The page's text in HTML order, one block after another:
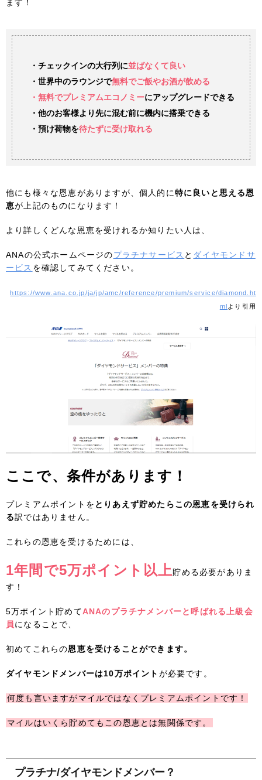
ます！
・チェックインの大行列に並ばなくて良い
・世界中のラウンジで無料でご飯やお酒が飲める
・無料でプレミアムエコノミーにアップグレードできる
・他のお客様より先に混む前に機内に搭乗できる
・預け荷物を待たずに受け取れる
他にも様々な恩恵がありますが、個人的に特に良いと思える恩
恵が上記のものになります！
より詳しくどんな恩恵を受けれるか知りたい人は、
ANAの公式ホームページのプラチナサービス と ダイヤモンドサ
ービス を確認してみてください。
https://www.ana.co.jp/ja/jp/amc/reference/premium/service/diamond.ht
ml より引用
ここで、条件があります！
プレミアムポイントを とりあえず貯めたらこの恩恵を受けられ
る訳ではありません。
これらの恩恵を受けるためには、
1年間で5万ポイント以上貯める必要がありま
す！
5万ポイント貯めてANAのプラチナメンバーと呼ばれる上級会
員になることで、
初めてこれらの恩恵を受けることができます。
ダイヤモンドメンバーは10万ポイント が必要です。
何度も言いますがマイルではなくプレミアムポイントです！
マイルはいくら貯めてもこの恩恵とは無関係です。
プラチナ/ダイヤモンドメンバー？